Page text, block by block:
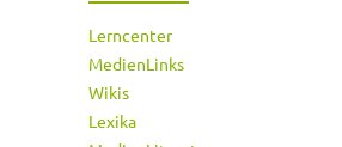
Lerncenter
MedienLinks
Wikis
Lexika